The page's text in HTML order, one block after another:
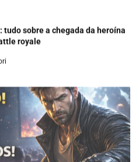
sobre a chegada da heroína
royale